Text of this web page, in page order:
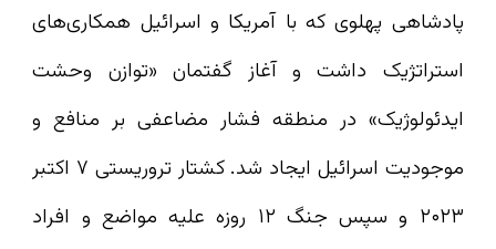
پادشاهی پهلوی که با آمریکا و اسرائیل همکاری‌های
استراتژیک داشت و آغاز گفتمان «توازن وحشت
ایدئولوژیک» در منطقه فشار مضاعفی بر منافع و
موجودیت اسرائیل ایجاد شد. کشتار تروریستی ۷ اکتبر
۲۰۲۳ و سپس جنگ ۱۲ روزه علیه مواضع و افراد